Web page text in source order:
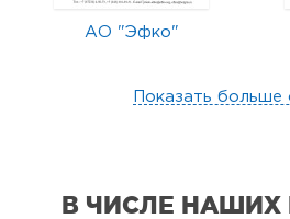
АО "Эфко"
Показать больше
В ЧИСЛЕ НАШИХ